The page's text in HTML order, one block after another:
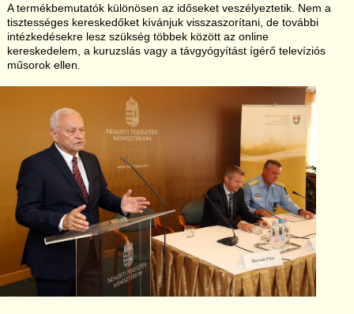
A termékbemutatók különösen az időseket veszélyeztetik. Nem a
tisztességes kereskedőket kívánjuk visszaszorítani, de további
intézkedésekre lesz szükség többek között az online
kereskedelem, a kuruzslás vagy a távgyógyítást ígérő televíziós
műsorok ellen.